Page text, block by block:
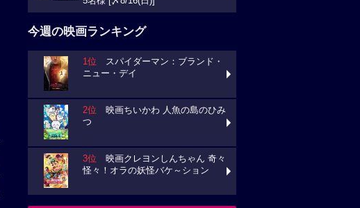
今週の映画ランキング
1位 スパイダーマン：ブランド・
ニュー・デイ
2位 映画ちいかわ 人魚の島のひみ
つ
3位 映画クレヨンしんちゃん 奇々
怪々！オラの妖怪バケ～ション